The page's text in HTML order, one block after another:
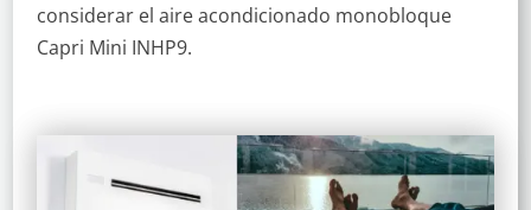
considerar el aire acondicionado monobloque
Capri Mini INHP9.